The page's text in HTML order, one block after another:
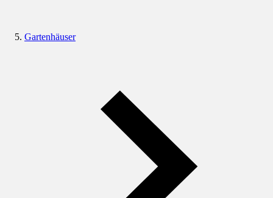
Gartenhäuser